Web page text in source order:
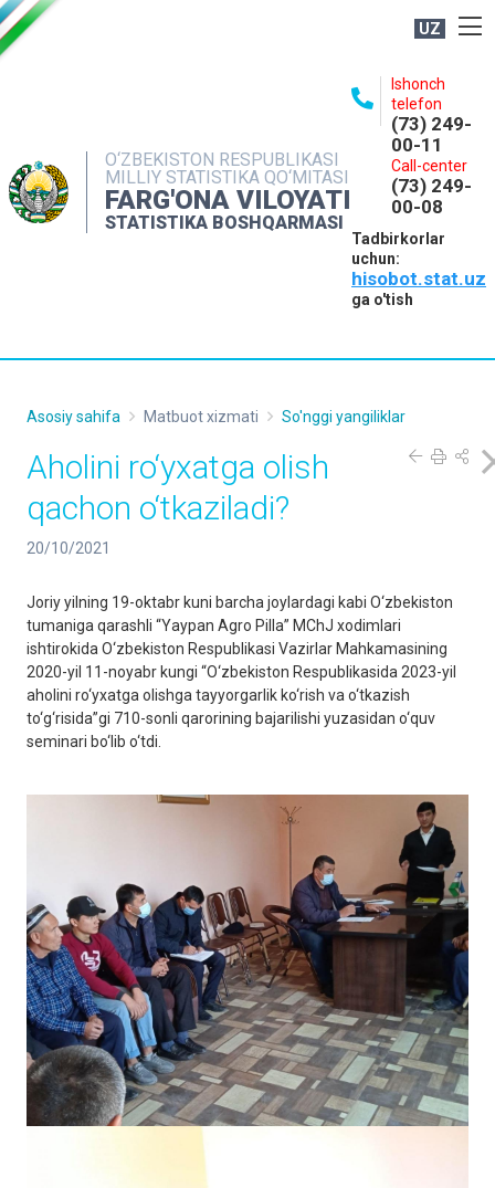
UZ
O‘ZBEKISTON RESPUBLIKASI
MILLIY STATISTIKA QO‘MITASI
FARG'ONA VILOYATI
STATISTIKA BOSHQARMASI
Ishonch
telefon
(73) 249-
00-11
Call-center
(73) 249-
00-08
Tadbirkorlar
uchun:
hisobot.stat.uz
ga o'tish
NASHRLAR
INTERAKTIV XIZMATLAR
MATBUOT XIZMATI
Asosiy sahifa Matbuot xizmati So'nggi yangiliklar
Aholini ro‘yxatga olish
qachon o‘tkaziladi?
20/10/2021
Joriy yilning 19-oktabr kuni barcha joylardagi kabi O‘zbekiston
tumaniga qarashli “Yaypan Agro Pilla” MChJ xodimlari
ishtirokida O‘zbekiston Respublikasi Vazirlar Mahkamasining
2020-yil 11-noyabr kungi “O‘zbekiston Respublikasida 2023-yil
aholini ro‘yxatga olishga tayyorgarlik ko‘rish va o‘tkazish
to‘g‘risida”gi 710-sonli qarorining bajarilishi yuzasidan o‘quv
seminari bo‘lib o‘tdi.